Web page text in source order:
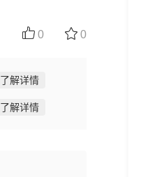
0 0
了解详情
了解详情